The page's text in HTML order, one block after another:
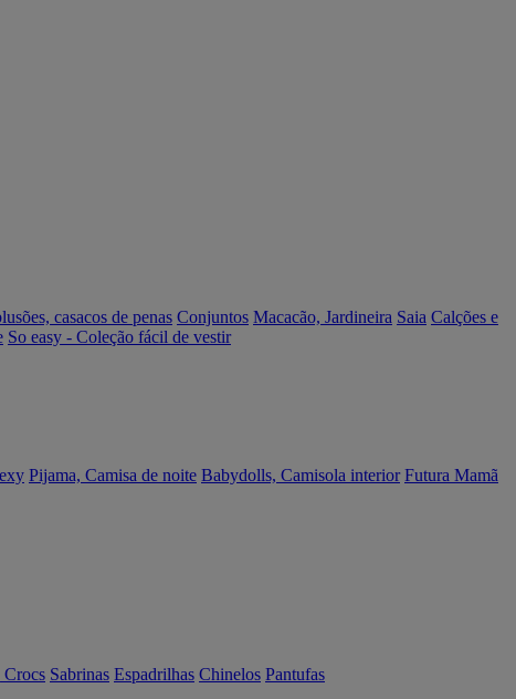
casacos de penas Conjuntos Macacão, Jardineira Saia Calções e
So easy - Coleção fácil de vestir
Pijama, Camisa de noite Babydolls, Camisola interior Futura Mamã
Crocs Sabrinas Espadrilhas Chinelos Pantufas